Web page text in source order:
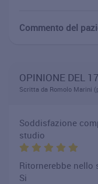
Commento del
OPINIONE DEL
Scritta da Romolo Marini
Soddisfazione
studio
Ritornerebbe
Si